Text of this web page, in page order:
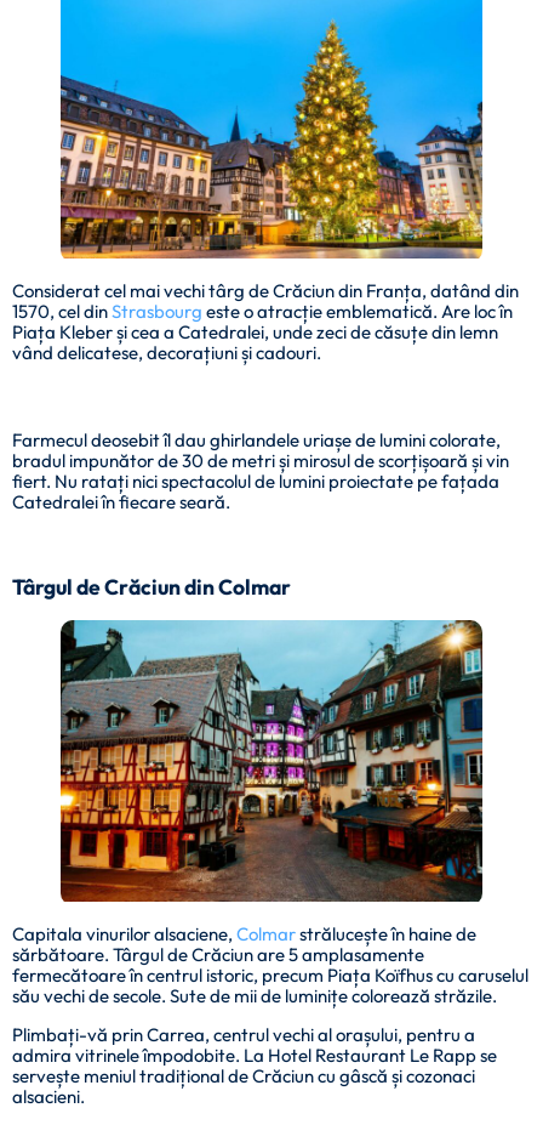
Considerat cel mai vechi târg de Crăciun din Franța, datând din
1570, cel dinStrasbourg este o atracție emblematică. Are loc în
Piața Kleber și cea a Catedralei, unde zeci de căsuțe din lemn
vând delicatese, decorațiuni și cadouri.
Farmecul deosebit îl dau ghirlandele uriașe de lumini colorate,
bradul impunător de 30 de metri și mirosul de scorțișoară și vin
fiert. Nu ratați nici spectacolul de lumini proiectate pe fațada
Catedralei în fiecare seară.
Târgul de Crăciun din Colmar
Capitala vinurilor alsaciene, Colmarstrălucește în haine de
sărbătoare. Târgul de Crăciun are 5 amplasamente
fermecătoare în centrul istoric, precum Piața Koïfhus cu caruselul
său vechi de secole. Sute de mii de luminițe colorează străzile.
Plimbați-vă prin Carrea, centrul vechi al orașului, pentru a
admira vitrinele împodobite. La Hotel Restaurant Le Rapp se
servește meniul tradițional de Crăciun cu gâscă și cozonaci
alsacieni.